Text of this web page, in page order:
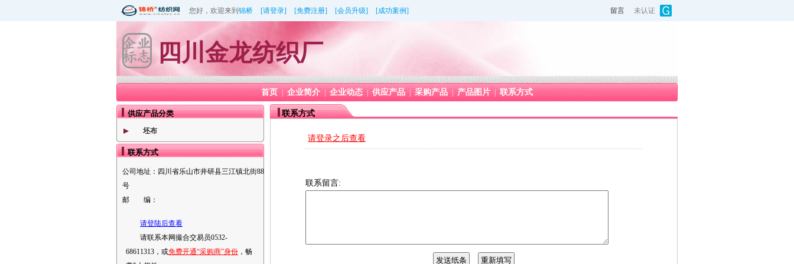
您好，欢迎来到 锦桥 [请登录] [免费注册] [会员升级] [成功案例] 留言 未认证
四川金龙纺织厂
首页 企业简介 企业动态 供应产品 | 采购产品 产品图片 联系方式
供应产品分类
坯布
联系方式
公司地址： 四川省乐山市井研县三江镇北街88
号
邮 编：
请登陆后查看
请联系本网撮合交易员0532-
68611313，或免费开通“采购商”身份 ，畅
联系方式
请登录之后查看
联系留言: